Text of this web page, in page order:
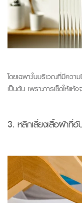
โดยเฉพาะในบริเวณที่มีควา
เป็นต้น เพราะการเช็ดให้แห้
3. หลีกเลี่ยงเสื้อผ้าที่